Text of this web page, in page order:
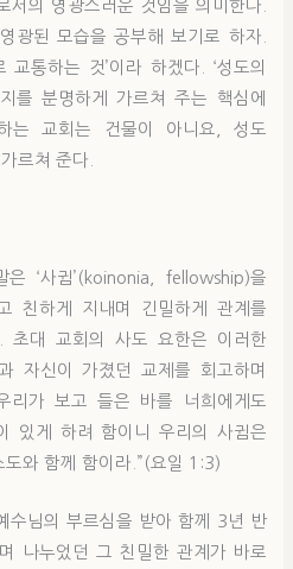
서의 영광스러운 것임을 의미한다.
광된 모습을 공부해 보기로 하자.
통하는 것’이라 하겠다. ‘성도의
를 분명하게 가르쳐 주는 핵심에
는 교회는 건물이 아니요, 성도
르쳐 준다.
‘사귐’(koinonia, fellowship)을
친하게 지내며 긴밀하게 관계를
초대 교회의 사도 요한은 이러한
자신이 가졌던 교제를 회고하며
리가 보고 들은 바를 너희에게도
있게 하려 함이니 우리의 사귐은
와 함께 함이라.”(요일 1:3)
수님의 부르심을 받아 함께 3년 반
나누었던 그 친밀한 관계가 바로